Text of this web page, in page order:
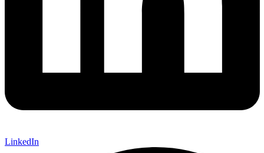
LinkedIn